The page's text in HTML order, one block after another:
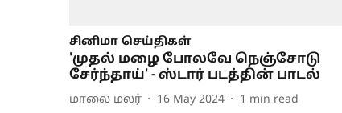
சினிமா செய்திகள்
'முதல் மழை போலவே நெஞ்சோடு
சேர்ந்தாய்' - ஸ்டார் படத்தின் பாடல்
மாலை மலர் 16 May 2024 1 min read